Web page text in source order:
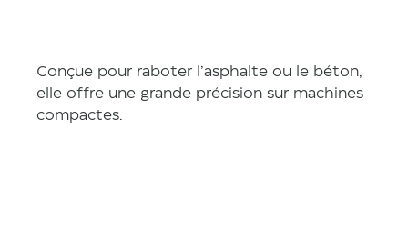
Conçue pour raboter l’asphalte ou le béton,
elle offre une grande précision sur machines
compactes.